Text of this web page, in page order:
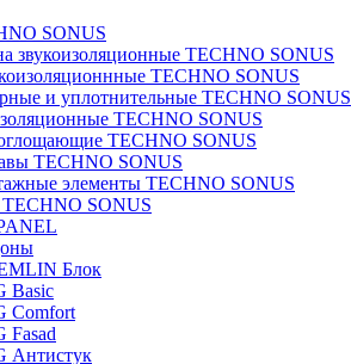
SONUS
звукоизоляционные TECHNO SONUS
TECHNO SONUS
и уплотнительные TECHNO SONUS
TECHNO SONUS
TECHNO SONUS
TECHNO SONUS
элементы TECHNO SONUS
SONUS
Блок
Basic
Comfort
Fasad
Антистук